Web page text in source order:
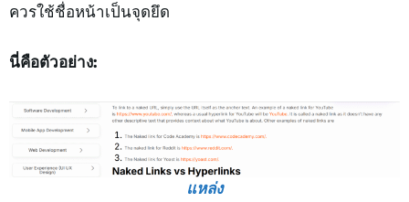
ควรใช้ชื่อหน้าเป็นจุดยึด
นี่คือตัวอย่าง:
แหล่ง